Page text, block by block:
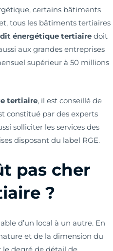
certains bâtiments
tous les bâtiments tertiaires
énergétique tertiaire doit
aux grandes entreprises
supérieur à 50 millions
tertiaire, il est conseillé de
constitué par des experts
solliciter les services des
disposant du label RGE.
pas cher
?
d’un local à un autre. En
et de la dimension du
le degré de détail de